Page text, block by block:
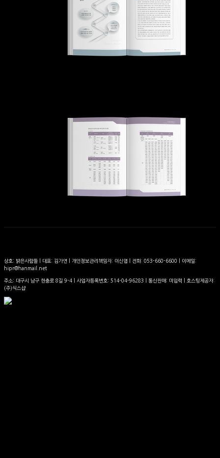
상호: 밝은사람들 | 대표: 김가연 | 개인정보관리책임자: 이신엽 | 전화: 053-660-6600 | 이메일:
hipr@hanmail.net
주소: 대구시 남구 현충로 8길 9-4 | 사업자등록번호: 514-04-96283 | 통신판매: 미입력 | 호스팅제공자:
(주)식스샵